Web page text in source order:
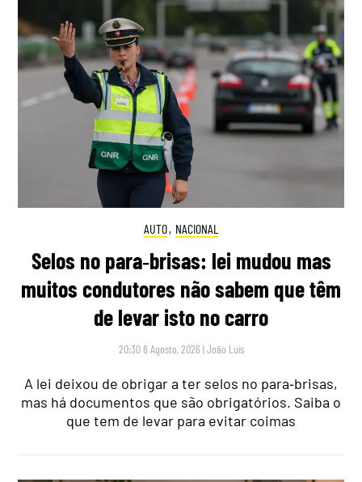
AUTO, NACIONAL
Selos no para‑brisas: lei mudou mas
muitos condutores não sabem que têm
de levar isto no carro
20:30 6 Agosto, 2026 |João Luís
A lei deixou de obrigar a ter selos no para‑brisas,
mas há documentos que são obrigatórios. Saiba o
que tem de levar para evitar coimas